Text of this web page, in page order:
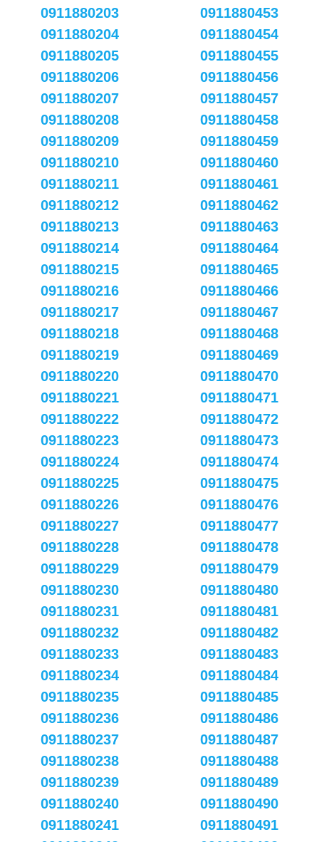
0911880203
0911880204
0911880205
0911880206
0911880207
0911880208
0911880209
0911880210
0911880211
0911880212
0911880213
0911880214
0911880215
0911880216
0911880217
0911880218
0911880219
0911880220
0911880221
0911880222
0911880223
0911880224
0911880225
0911880226
0911880227
0911880228
0911880229
0911880230
0911880231
0911880232
0911880233
0911880234
0911880235
0911880236
0911880237
0911880238
0911880239
0911880240
0911880241
0911880453
0911880454
0911880455
0911880456
0911880457
0911880458
0911880459
0911880460
0911880461
0911880462
0911880463
0911880464
0911880465
0911880466
0911880467
0911880468
0911880469
0911880470
0911880471
0911880472
0911880473
0911880474
0911880475
0911880476
0911880477
0911880478
0911880479
0911880480
0911880481
0911880482
0911880483
0911880484
0911880485
0911880486
0911880487
0911880488
0911880489
0911880490
0911880491